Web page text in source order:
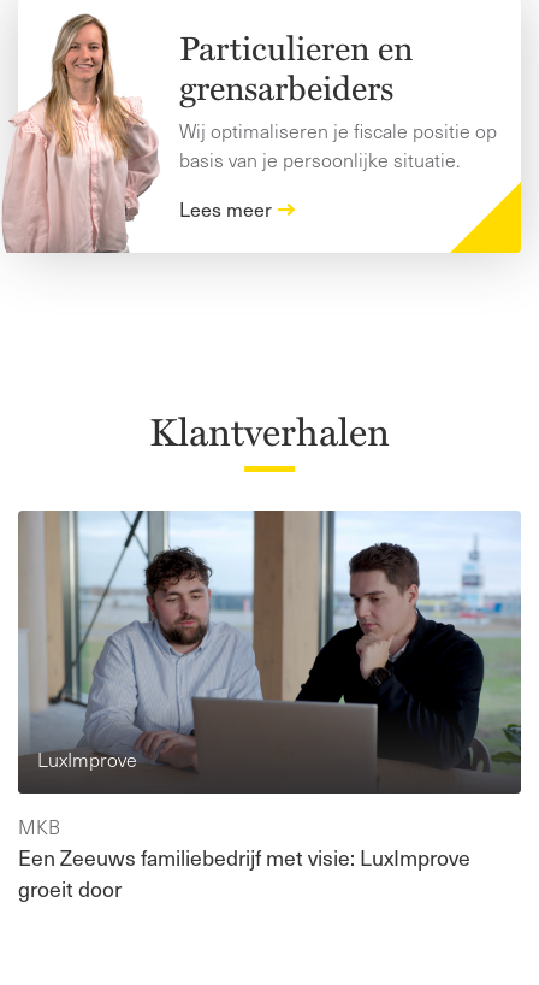
Particulieren en
grensarbeiders
Wij optimaliseren je fiscale positie op
basis van je persoonlijke situatie.
Lees meer
Klantverhalen
LuxImprove
MKB
Een Zeeuws familiebedrijf met visie: LuxImprove
groeit door